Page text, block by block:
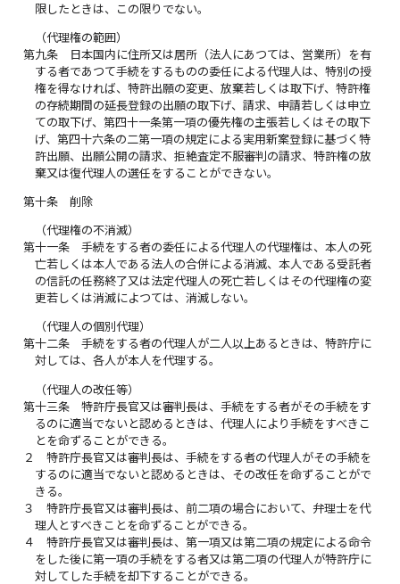
限したときは、この限りでない。
（代理権の範囲）
第九条
日本国内に住所又は居所（法人にあつては、営業所）を有
する者であつて手続をするものの委任による代理人は、特別の授
権を得なければ、特許出願の変更、放棄若しくは取下げ、特許権
の存続期間の延長登録の出願の取下げ、請求、申請若しくは申立
ての取下げ、第四十一条第一項の優先権の主張若しくはその取下
げ、第四十六条の二第一項の規定による実用新案登録に基づく特
許出願、出願公開の請求、拒絶査定不服審判の請求、特許権の放
棄又は復代理人の選任をすることができない。
第十条 削除
（代理権の不消滅）
第十一条
手続をする者の委任による代理人の代理権は、本人の死
亡若しくは本人である法人の合併による消滅、本人である受託者
の信託の任務終了又は法定代理人の死亡若しくはその代理権の変
更若しくは消滅によつては、消滅しない。
（代理人の個別代理）
第十二条
手続をする者の代理人が二人以上あるときは、特許庁に
対しては、各人が本人を代理する。
（代理人の改任等）
第十三条
特許庁長官又は審判長は、手続をする者がその手続をす
るのに適当でないと認めるときは、代理人により手続をすべきこ
とを命ずることができる。
２
特許庁長官又は審判長は、手続をする者の代理人がその手続を
するのに適当でないと認めるときは、その改任を命ずることがで
きる。
３
特許庁長官又は審判長は、前二項の場合において、弁理士を代
理人とすべきことを命ずることができる。
４
特許庁長官又は審判長は、第一項又は第二項の規定による命令
をした後に第一項の手続をする者又は第二項の代理人が特許庁に
対してした手続を却下することができる。